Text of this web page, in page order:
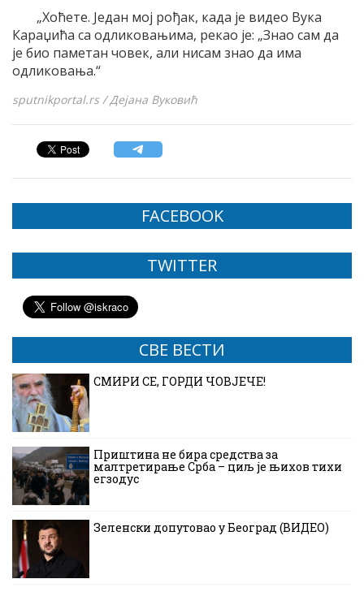
„Хоћете. Један мој рођак, када је видео Вука
Караџића са одликовањима, рекао је: „Знао сам да
је био паметан човек, али нисам знао да има
одликовања.“
sputnikportal.rs / Дејана Вуковић
FACEBOOK
TWITTER
СВЕ ВЕСТИ
СМИРИ СЕ, ГОРДИ ЧОВЈЕЧЕ!
Приштина не бира средства за
малтретирање Срба – циљ је њихов тихи
егзодус
Зеленски допутовао у Београд (ВИДЕО)